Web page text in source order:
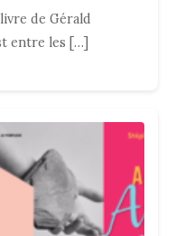
de Gérald
entre les […]